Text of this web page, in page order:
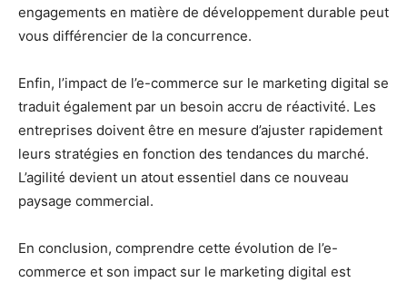
engagements en matière de développement durable peut
vous différencier de la concurrence.
Enfin, l’impact de l’e-commerce sur le marketing digital se
traduit également par un besoin accru de réactivité. Les
entreprises doivent être en mesure d’ajuster rapidement
leurs stratégies en fonction des tendances du marché.
L’agilité devient un atout essentiel dans ce nouveau
paysage commercial.
En conclusion, comprendre cette évolution de l’e-
commerce et son impact sur le marketing digital est